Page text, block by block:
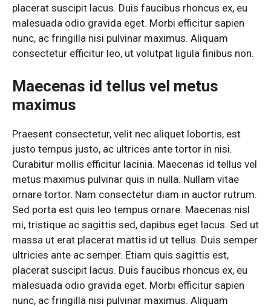
placerat suscipit lacus. Duis faucibus rhoncus ex, eu
malesuada odio gravida eget. Morbi efficitur sapien
nunc, ac fringilla nisi pulvinar maximus. Aliquam
consectetur efficitur leo, ut volutpat ligula finibus non.
Maecenas id tellus vel metus
maximus
Praesent consectetur, velit nec aliquet lobortis, est
justo tempus justo, ac ultrices ante tortor in nisi.
Curabitur mollis efficitur lacinia. Maecenas id tellus vel
metus maximus pulvinar quis in nulla. Nullam vitae
ornare tortor. Nam consectetur diam in auctor rutrum.
Sed porta est quis leo tempus ornare. Maecenas nisl
mi, tristique ac sagittis sed, dapibus eget lacus. Sed ut
massa ut erat placerat mattis id ut tellus. Duis semper
ultricies ante ac semper. Etiam quis sagittis est,
placerat suscipit lacus. Duis faucibus rhoncus ex, eu
malesuada odio gravida eget. Morbi efficitur sapien
nunc, ac fringilla nisi pulvinar maximus. Aliquam